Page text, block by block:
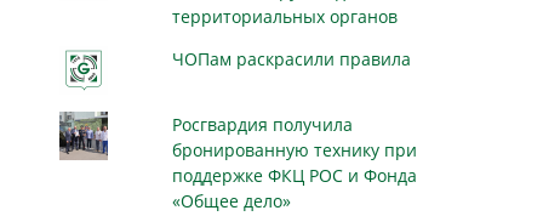
территориальных органов
ЧОПам раскрасили правила
Росгвардия получила
бронированную технику при
поддержке ФКЦ РОС и Фонда
«Общее дело»